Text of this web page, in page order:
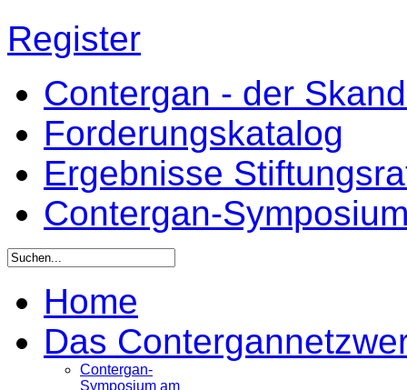
Register
Contergan - der
Forderungskatalog
Ergebnisse
Contergan-
Home
Das
Contergan-
Symposium am